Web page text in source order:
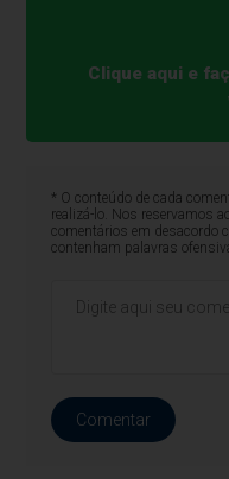
Clique aqui e
* O conteúdo de cada
realizá-lo. Nos reservamos
comentários em desacordo
contenham palavras
Comentar